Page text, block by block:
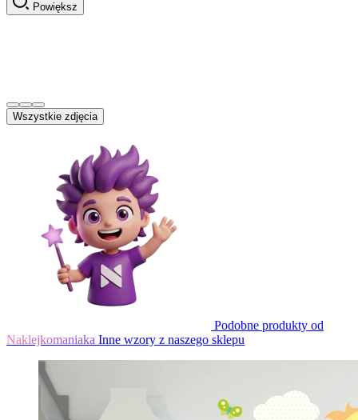
Powiększ
Wszystkie zdjęcia
Podobne produkty od
Naklejkomaniaka Inne wzory z naszego sklepu